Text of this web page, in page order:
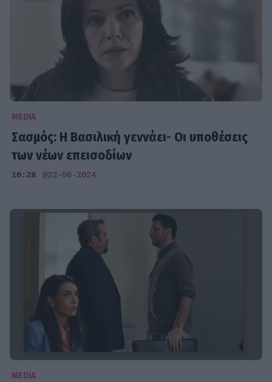
MEDIA
Σασμός: Η Βασιλική γεννάει- Οι υποθέσεις
των νέων επεισοδίων
10:28 @22-06-2024
MEDIA